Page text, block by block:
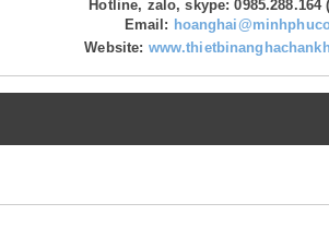
Hotline, zalo, skype: 0985.288.164
Email:
Website: